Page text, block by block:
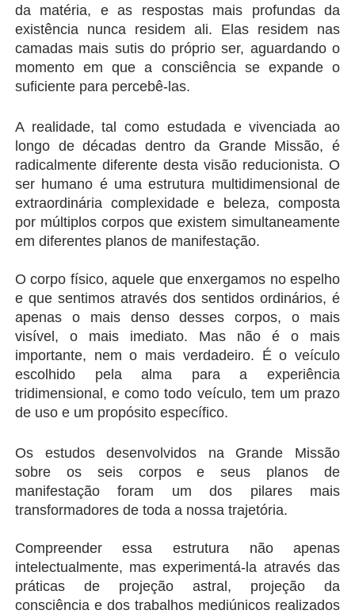
da matéria, e as respostas mais profundas da
existência nunca residem ali. Elas residem nas
camadas mais sutis do próprio ser, aguardando o
momento em que a consciência se expande o
suficiente para percebê-las.
A realidade, tal como estudada e vivenciada ao
longo de décadas dentro da Grande Missão, é
radicalmente diferente desta visão reducionista. O
ser humano é uma estrutura multidimensional de
extraordinária complexidade e beleza, composta
por múltiplos corpos que existem simultaneamente
em diferentes planos de manifestação.
O corpo físico, aquele que enxergamos no espelho
e que sentimos através dos sentidos ordinários, é
apenas o mais denso desses corpos, o mais
visível, o mais imediato. Mas não é o mais
importante, nem o mais verdadeiro. É o veículo
escolhido pela alma para a experiência
tridimensional, e como todo veículo, tem um prazo
de uso e um propósito específico.
Os estudos desenvolvidos na Grande Missão
sobre os seis corpos e seus planos de
manifestação foram um dos pilares mais
transformadores de toda a nossa trajetória.
Compreender essa estrutura não apenas
intelectualmente, mas experimentá-la através das
práticas de projeção astral, projeção da
consciência e dos trabalhos mediúnicos realizados